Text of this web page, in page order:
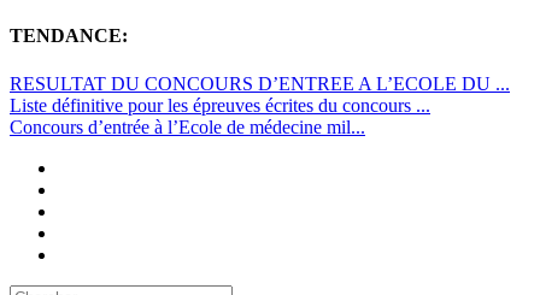
TENDANCE:
RESULTAT DU CONCOURS D’ENTREE A L’ECOLE DU ...
Liste définitive pour les épreuves écrites du concours ...
Concours d’entrée à l’Ecole de médecine mil...